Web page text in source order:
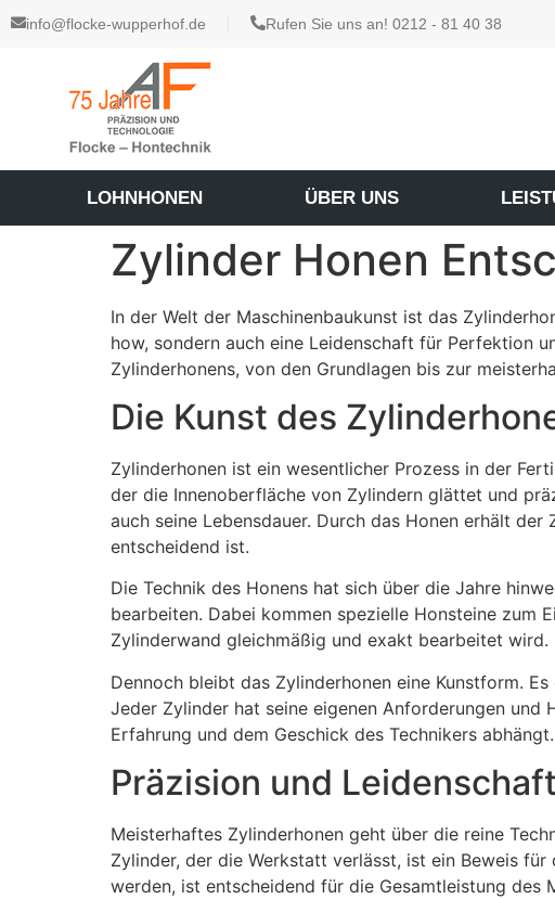
info@flocke-wupperhof.de Rufen Sie uns an! 0212 - 81 40 38
LOHNHONEN ÜBER UNS
Zylinder Honen
In der Welt der Maschinenbaukunst ist das
how, sondern auch eine Leidenschaft für Perfektion
Zylinderhonens, von den Grundlagen bis zur
Die Kunst des
Zylinderhonen ist ein wesentlicher Prozess in der
der die Innenoberfläche von Zylindern glättet und
auch seine Lebensdauer. Durch das Honen erhält
entscheidend ist.
Die Technik des Honens hat sich über die Jahre
bearbeiten. Dabei kommen spezielle Honsteine zum
Zylinderwand gleichmäßig und exakt bearbeitet wird.
Dennoch bleibt das Zylinderhonen eine Kunstform.
Jeder Zylinder hat seine eigenen Anforderungen und
Erfahrung und dem Geschick des Technikers abhängt.
Präzision und
Meisterhaftes Zylinderhonen geht über die reine
Zylinder, der die Werkstatt verlässt, ist ein Beweis
werden, ist entscheidend für die Gesamtleistung des